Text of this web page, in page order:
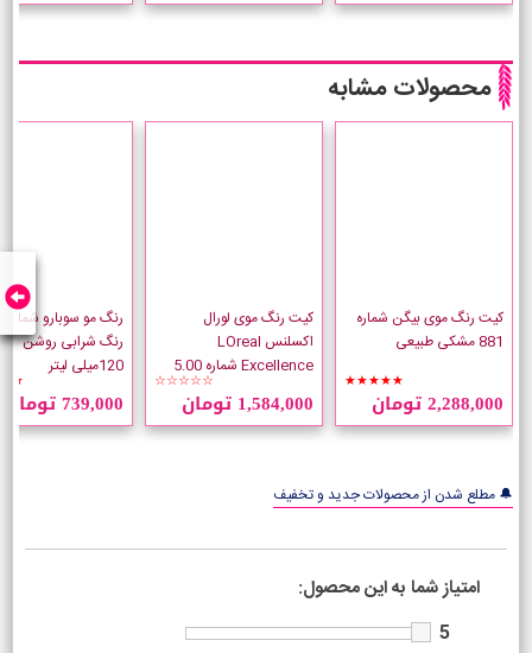
محصولات مشابه
کیت رنگ موی بیگن شماره
881 مشکی طبیعی
★★★★★
2,288,000 تومان
کیت رنگ موی لورال
اکسلنس LOreal
Excellence شماره 5.00
قهوه ای طبیعی روشن☆☆☆☆☆
1,584,000 تومان
رنگ شرابی روشن
120میلی لیتر
739,000 تومان
🔔 مطلع شدن از محصولات جدید و تخفیف
امتیاز شما به این محصول:
5